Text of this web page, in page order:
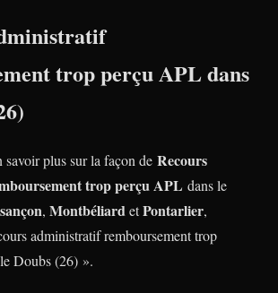
trop perçu APL dans
savoir plus sur la façon de Recours
trop perçu APL dans le
, MontbéliardetPontarlier,
administratif remboursement trop
Doubs (26) ».